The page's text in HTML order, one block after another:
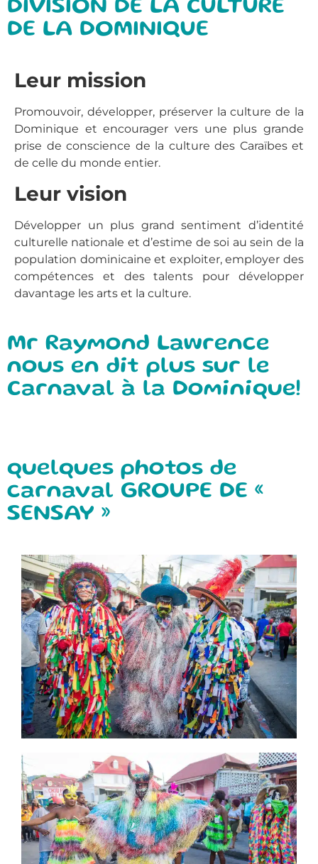
DIVISION DE LA CULTURE
DE LA DOMINIQUE
Leur mission
Promouvoir, développer, préserver la culture de la
Dominique et encourager vers une plus grande
prise de conscience de la culture des Caraïbes et
de celle du monde entier.
Leur vision
Développer un plus grand sentiment d’identité
culturelle nationale et d’estime de soi au sein de la
population dominicaine et exploiter, employer des
compétences et des talents pour développer
davantage les arts et la culture.
Mr Raymond Lawrence
nous en dit plus sur le
Carnaval à la Dominique!
quelques photos de
carnaval GROUPE DE «
SENSAY »